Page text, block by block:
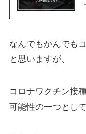
なんでもかんでも
と思いますが、
コロナワクチン接
可能性の一つとし